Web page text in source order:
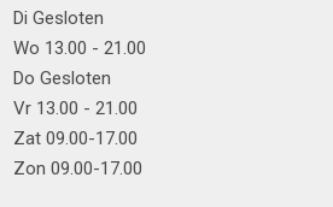
Di Gesloten
Wo 13.00 - 21.00
Do Gesloten
Vr 13.00 - 21.00
Zat 09.00-17.00
Zon 09.00-17.00